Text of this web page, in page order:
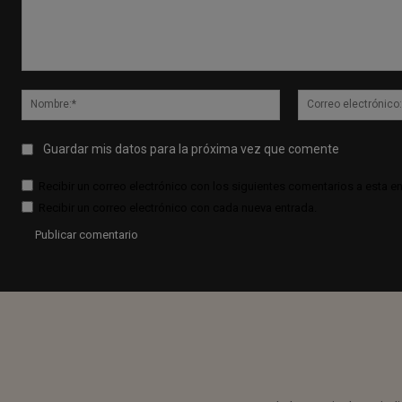
Nombre:*
Guardar mis datos para la próxima vez que comente